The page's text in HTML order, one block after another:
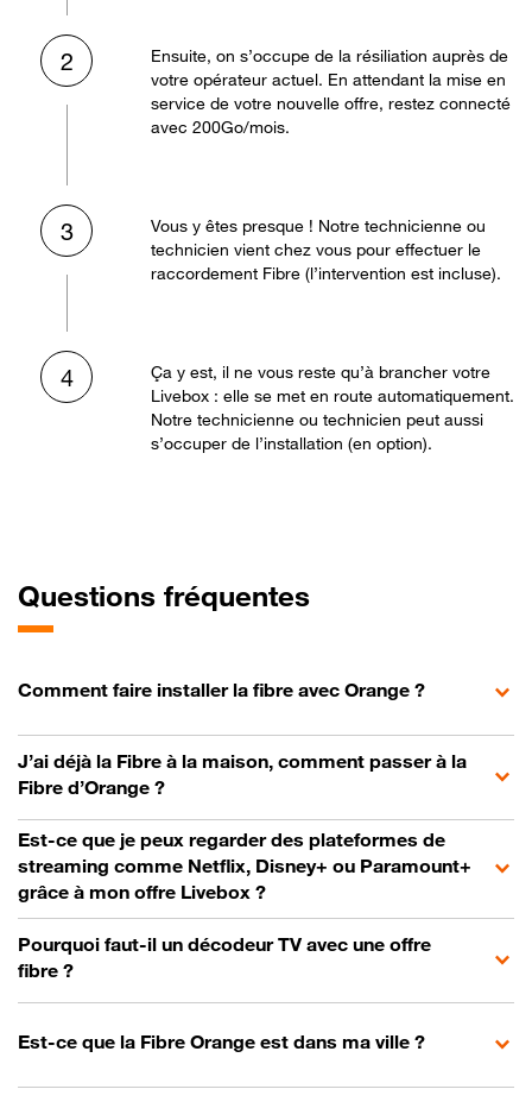
2
Ensuite, on s’occupe de la résiliation auprès de
votre opérateur actuel. En attendant la mise en
service de votre nouvelle offre, restez connecté
avec 200Go/mois.
3
Vous y êtes presque ! Notre technicienne ou
technicien vient chez vous pour effectuer le
raccordement Fibre (l’intervention est incluse).
4
Ça y est, il ne vous reste qu’à brancher votre
Livebox : elle se met en route automatiquement.
Notre technicienne ou technicien peut aussi
s’occuper de l’installation (en option).
Questions fréquentes
Comment faire installer la fibre avec Orange ?
J’ai déjà la Fibre à la maison, comment passer à la
Fibre d’Orange ?
Est-ce que je peux regarder des plateformes de
streaming comme Netflix, Disney+ ou Paramount+
grâce à mon offre Livebox ?
Pourquoi faut-il un décodeur TV avec une offre
fibre ?
Est-ce que la Fibre Orange est dans ma ville ?